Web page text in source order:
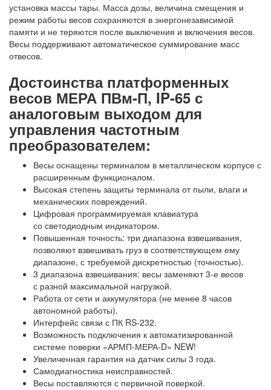
установка массы тары. Масса дозы, величина смещения и
режим работы весов сохраняются в энергонезависимой
памяти и не теряются после выключения и включения весов.
Весы поддерживают автоматическое суммирование масс
отвесов.
Достоинства платформенных
весов МЕРА ПВм-П, IP-65 с
аналоговым выходом для
управления частотным
преобразователем:
Весы оснащены терминалом в металлическом корпусе с
расширенным функционалом.
Высокая степень защиты терминала от пыли, влаги и
механических повреждений.
Цифровая программируемая клавиатура
со светодиодным индикатором.
Повышенная точность: три диапазона взвешивания,
позволяют взвешивать груз в соответствующем ему
диапазоне, с требуемой дискретностью (точностью).
3 диапазона взвешивания: весы заменяют 3-е весов
с разной максимальной нагрузкой.
Работа от сети и аккумулятора (не менее 8 часов
автономной работы).
Интерфейс связи с ПК RS-232.
Возможность подключения к автоматизированной
системе поверки «АРМП-МЕРА-D» NEW!
Увеличенная гарантия на датчик силы 3 года.
Самодиагностика неисправностей.
Весы поставляются с первичной поверкой.